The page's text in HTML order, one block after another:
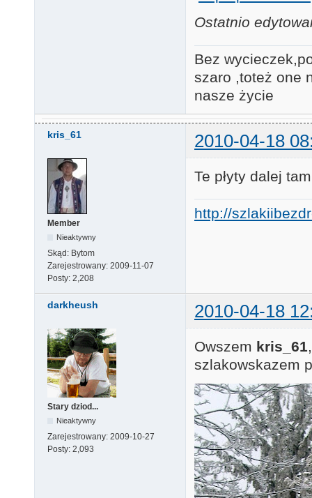
Ostatnio
Bez
szaro ,toteż one
nasze
kris_61 2010-04-18
Member
Nieaktywny
Skąd: Bytom
Zarejestrowany: 2009-11-07
Posty: 2,208
Te płyty dalej
http://
darkheush 2010-04-18
Stary dziod...
Nieaktywny
Zarejestrowany: 2009-10-27
Posty: 2,093
Owszem kris_61
szlakowskazem